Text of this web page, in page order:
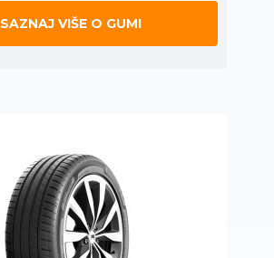
SAZNAJ VIŠE O GUMI